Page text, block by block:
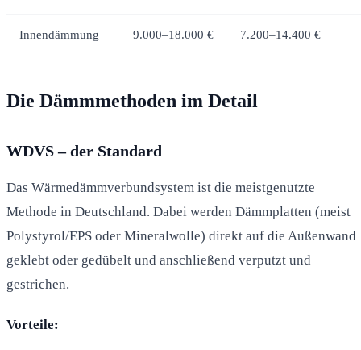
Innendämmung 9.000–18.000 € 7.200–14.400 €
Die Dämmmethoden im Detail
WDVS – der Standard
Das Wärmedämmverbundsystem ist die meistgenutzte
Methode in Deutschland. Dabei werden Dämmplatten (meist
Polystyrol/EPS oder Mineralwolle) direkt auf die Außenwand
geklebt oder gedübelt und anschließend verputzt und
gestrichen.
Vorteile: